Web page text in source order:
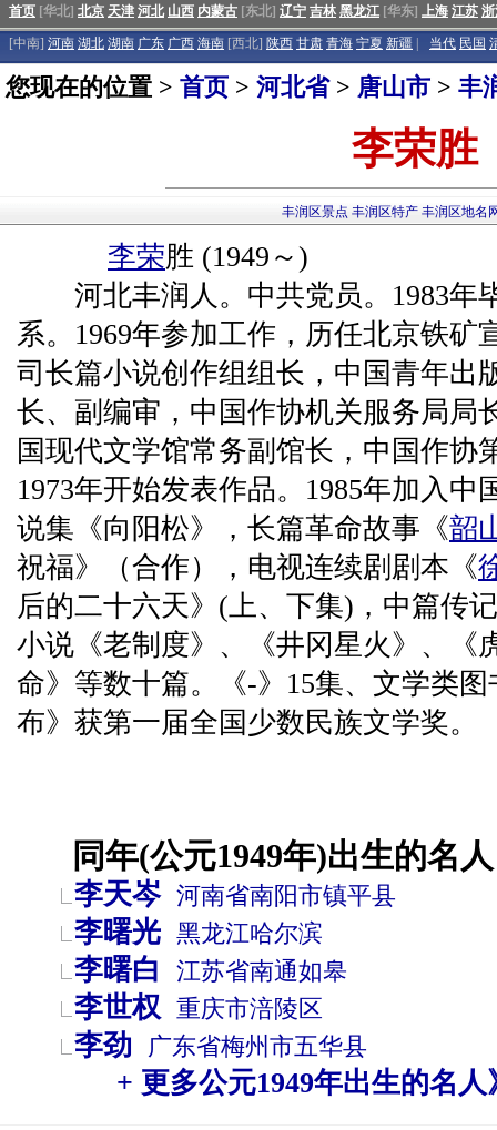
首页 [华北] 北京 天津 河北 山西 内蒙古 [东北] 辽宁 吉林 黑龙江 [华东] 上海 江苏
[中南] 河南 湖北 湖南 广东 广西 海南 [西北] 陕西 甘肃 青海 宁夏 新疆 当代 民国
您现在的位置 > 首页 > 河北省> 唐山市 > 丰
李荣胜
丰润区景点 丰润区特产 丰润区地名
李荣胜 (1949～)
河北丰润人。中共党员。1983年
系。1969年参加工作，历任北京铁矿
司长篇小说创作组组长，中国青年出
长、副编审，中国作协机关服务局局
国现代文学馆常务副馆长，中国作协
1973年开始发表作品。1985年加入
说集《向阳松》，长篇革命故事《韶
祝福》（合作），电视连续剧剧本《
后的二十六天》(上、下集)，中篇传
小说《老制度》、《井冈星火》、《
命》等数十篇。《-》15集、文学类
布》获第一届全国少数民族文学奖。
同年(公元1949年)出生的名
李天岑 河南省南阳市镇平县
李曙光 黑龙江哈尔滨
李曙白 江苏省南通如皋
李世权 重庆市涪陵区
李劲 广东省梅州市五华县
+ 更多公元1949年出生的名人